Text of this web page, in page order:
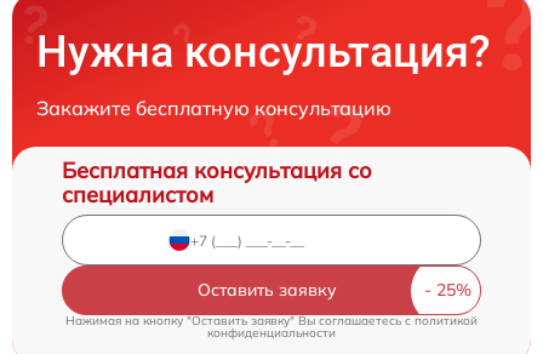
Нужна консультация?
Закажите бесплатную консультацию
Бесплатная консультация со
специалистом
Оставить заявку
Нажимая на кнопку "Оставить заявку" Вы соглашаетесь c политикой
конфиденциальности